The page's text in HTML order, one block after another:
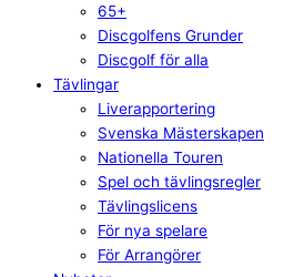
65+
Discgolfens Grunder
Discgolf för alla
Tävlingar
Liverapportering
Svenska Mästerskapen
Nationella Touren
Spel och tävlingsregler
Tävlingslicens
För nya spelare
För Arrangörer